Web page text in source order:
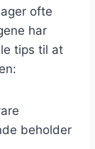
ofte
har
tips til at
beholder